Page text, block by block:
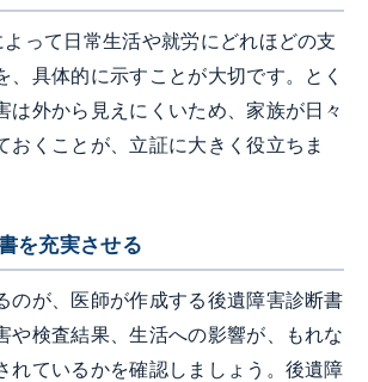
って日常生活や就労にどれほどの支
、具体的に示すことが大切です。とく
は外から見えにくいため、家族が日々
おくことが、立証に大きく役立ちま
を充実させる
のが、医師が作成する後遺障害診断書
や検査結果、生活への影響が、もれな
れているかを確認しましょう。後遺障